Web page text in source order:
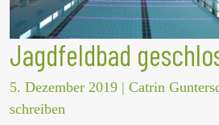
Jagdfeldbad
5. Dezember 2019 | Catrin
schreiben